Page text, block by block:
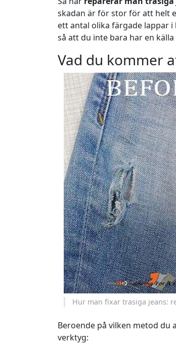
skadan är för stor för att helt
ett antal olika färgade lappar i
så att du inte bara har en
Vad du kommer
Hur man fixar trasiga jeans:
Beroende på vilken metod du
verktyg: